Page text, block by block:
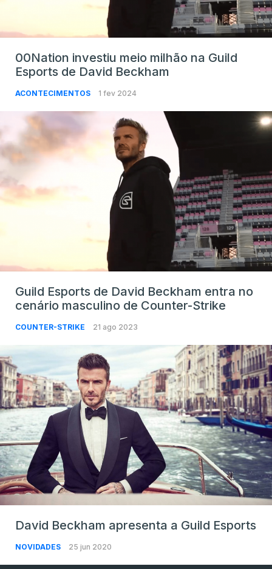
00Nation investiu meio milhão na Guild
Esports de David Beckham
ACONTECIMENTOS 1 fev 2024
Guild Esports de David Beckham entra no
cenário masculino de Counter-Strike
COUNTER-STRIKE 21 ago 2023
David Beckham apresenta a Guild Esports
NOVIDADES 25 jun 2020